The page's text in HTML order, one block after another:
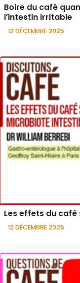
Boire du café
l’intestin irritable
12 DÉCEMBRE 2025
Les effets du
12 DÉCEMBRE 2025